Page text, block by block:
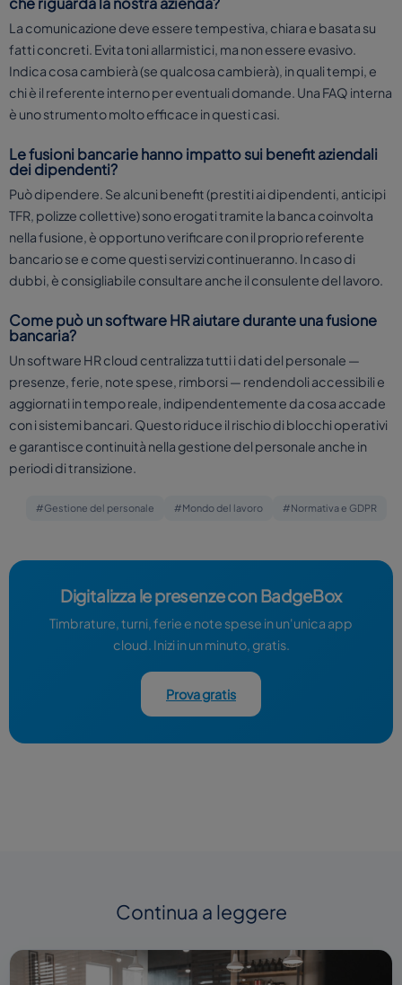
La comunicazione deve essere tempestiva, chiara e basata su
fatti concreti. Evita toni allarmistici, ma non essere evasivo.
Indica cosa cambierà (se qualcosa cambierà), in quali tempi, e
chi è il referente interno per eventuali domande. Una FAQ interna
è uno strumento molto efficace in questi casi.
Le fusioni bancarie hanno impatto sui benefit aziendali
dei dipendenti?
Può dipendere. Se alcuni benefit (prestiti ai dipendenti, anticipi
TFR, polizze collettive) sono erogati tramite la banca coinvolta
nella fusione, è opportuno verificare con il proprio referente
bancario se e come questi servizi continueranno. In caso di
dubbi, è consigliabile consultare anche il consulente del lavoro.
Come può un software HR aiutare durante una fusione
bancaria?
Un software HR cloud centralizza tutti i dati del personale —
presenze, ferie, note spese, rimborsi — rendendoli accessibili e
aggiornati in tempo reale, indipendentemente da cosa accade
con i sistemi bancari. Questo riduce il rischio di blocchi operativi
e garantisce continuità nella gestione del personale anche in
periodi di transizione.
#Gestione del personale #Mondo del lavoro #Normativa e GDPR
Digitalizza le presenze con BadgeBox
Timbrature, turni, ferie e note spese in un'unica app
cloud. Inizi in un minuto, gratis.
Prova gratis
Continua a leggere